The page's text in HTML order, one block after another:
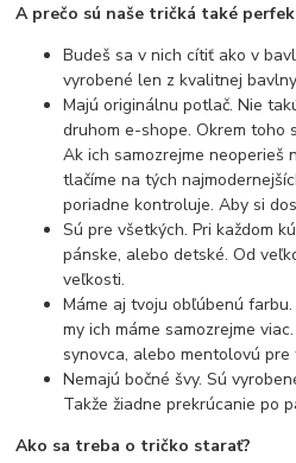
A prečo sú naše tričká také
Budeš sa v nich cítiť ako v
vyrobené len z kvalitnej
Majú originálnu potlač. Nie
druhom e-shope. Okrem toho
Ak ich samozrejme neoperieš
tlačíme na tých
poriadne kontroluje. Aby si
Sú pre všetkých. Pri každom
pánske, alebo detské. Od
veľkosti.
Máme aj tvoju obľúbenú
my ich máme samozrejme
synovca, alebo mentolovú
Nemajú bočné švy. Sú
Takže žiadne prekrúcanie po
Ako sa treba o tričko starať?